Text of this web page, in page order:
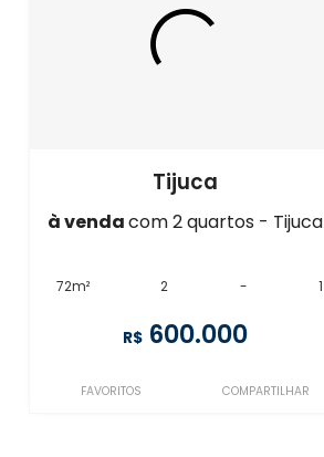
Tijuca
à vendacom 2 quartos - Tijuca
72m² 2 - 1
R$ 600.000
FAVORITOS COMPARTILHAR